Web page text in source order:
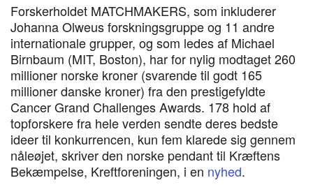
Forskerholdet MATCHMAKERS, som inkluderer
Johanna Olweus forskningsgruppe og 11 andre
internationale grupper, og som ledes af Michael
Birnbaum (MIT, Boston), har for nylig modtaget 260
millioner norske kroner (svarende til godt 165
millioner danske kroner) fra den prestigefyldte
Cancer Grand Challenges Awards. 178 hold af
topforskere fra hele verden sendte deres bedste
ideer til konkurrencen, kun fem klarede sig gennem
nåleøjet, skriver den norske pendant til Kræftens
Bekæmpelse, Kreftforeningen, i en nyhed.